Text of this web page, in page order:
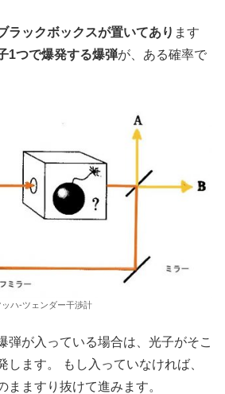
ラックボックスが置いてあり ます
1つで爆発する爆弾が、ある確率で
ッハ-ツェンダー干渉計
弾が入っている場合は、光子がそこ
します。 もし入っていなければ、
まますり抜けて進みます。